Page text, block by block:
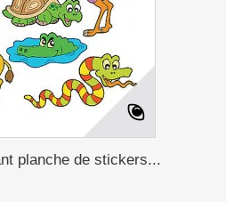
planche de stickers...